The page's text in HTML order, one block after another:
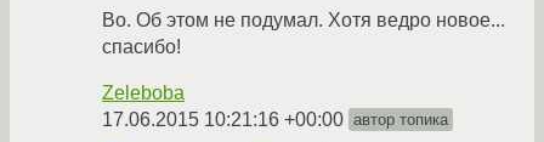
Во. Об этом не подумал. Хотя ведро новое...
спасибо!
Zeleboba
17.06.2015 10:21:16 +00:00 автор топика